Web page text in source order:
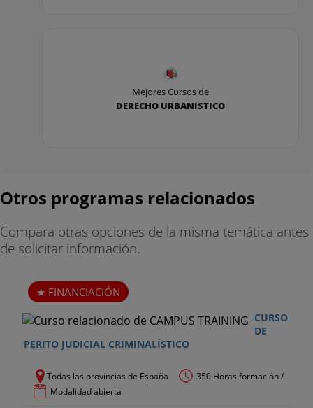
Mejores Cursos de
DERECHO URBANISTICO
Otros programas relacionados
Compara otras opciones de la misma temática antes
de solicitar información.
FINANCIACIÓN
CURSO
DE
PERITO JUDICIAL CRIMINALÍSTICO
Todas las provincias de España
350 Horas formación /
Modalidad abierta